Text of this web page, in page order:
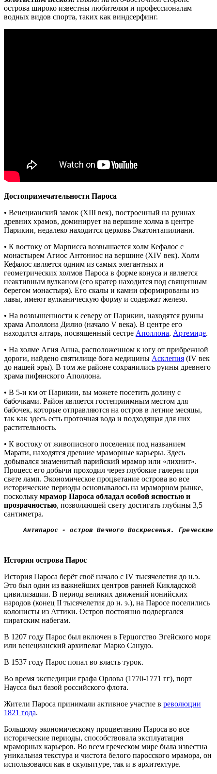
острова широко известны любителям и профессионалам
водных видов спорта, таких как виндсерфинг.
Достопримечательности Пароса
• Венецианский замок (XIII век), построенный на руинах
древних храмов, доминирует на вершине холма в центре
Парикии, недалеко находится церковь Экатонтапилиани.
• К востоку от Марписса возвышается холм Кефалос с
монастырем Агиос Антониос на вершине (XIV век). Холм
Кефалос является одним из самых элегантных и
геометрических холмов Пароса в форме конуса и является
неактивным вулканом (его кратер находится под священным
берегом монастыря). Его скалы и камни сформированы из
лавы, имеют вулканическую форму и содержат железо.
• На возвышенности к северу от Парикии, находятся руины
храма Аполлона Дилио (начало V века). В центре его
находится алтарь, посвященный сестре Аполлона, Артемиде.
• На холме Агия Анна, расположенном к югу от прибрежной
дороги, найдено святилище бога медицины Асклепия (IV век
до нашей эры). В том же районе сохранились руины древнего
храма пифянского Аполлона.
• В 5-и км от Парикии, вы можете посетить долину с
бабочками. Район является гостеприимным местом для
бабочек, которые отправляются на остров в летние месяцы,
так как здесь есть проточная вода и подходящая для них
растительность.
• К востоку от живописного поселения под названием
Марати, находятся древние мраморные карьеры. Здесь
добывался знаменитый парийский мрамор или «лихнит».
Процесс его добычи проходил через глубокие галереи при
свете ламп. Экономическое процветание острова во все
исторические периоды основывалось на мраморном рынке,
поскольку мрамор Пароса обладал особой ясностью и
прозрачностью, позволяющей свету достигать глубины 3,5
сантиметра.
Антипарос - остров Вечного Воскресенья. Греческие
История острова Парос
История Пароса берёт своё начало с IV тысячелетия до н.э.
Это был один из важнейших центров ранней Кикладской
цивилизации. В период великих движений ионийских
народов (конец II тысячелетия до н. э.), на Паросе поселились
колонисты из Аттики. Остров постоянно подвергался
пиратским набегам.
В 1207 году Парос был включен в Герцогство Эгейского моря
или венецианский архипелаг Марко Санудо.
В 1537 году Парос попал во власть турок.
Во время экспедиции графа Орлова (1770-1771 гг), порт
Наусса был базой российского флота.
Жители Пароса принимали активное участие в революции
1821 года.
Большому экономическому процветанию Пароса во все
исторические периоды, способствовала эксплуатация
мраморных карьеров. Во всем греческом мире была известна
уникальная текстура и чистота белого паросского мрамора, он
использовался как в скульптуре, так и в архитектуре.